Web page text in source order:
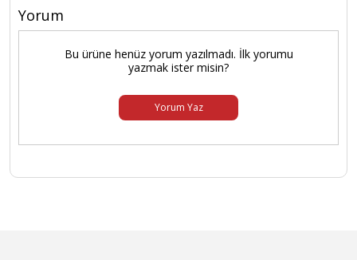
Yorum
Bu ürüne henüz yorum yazılmadı. İlk yorumu
yazmak ister misin?
Yorum Yaz